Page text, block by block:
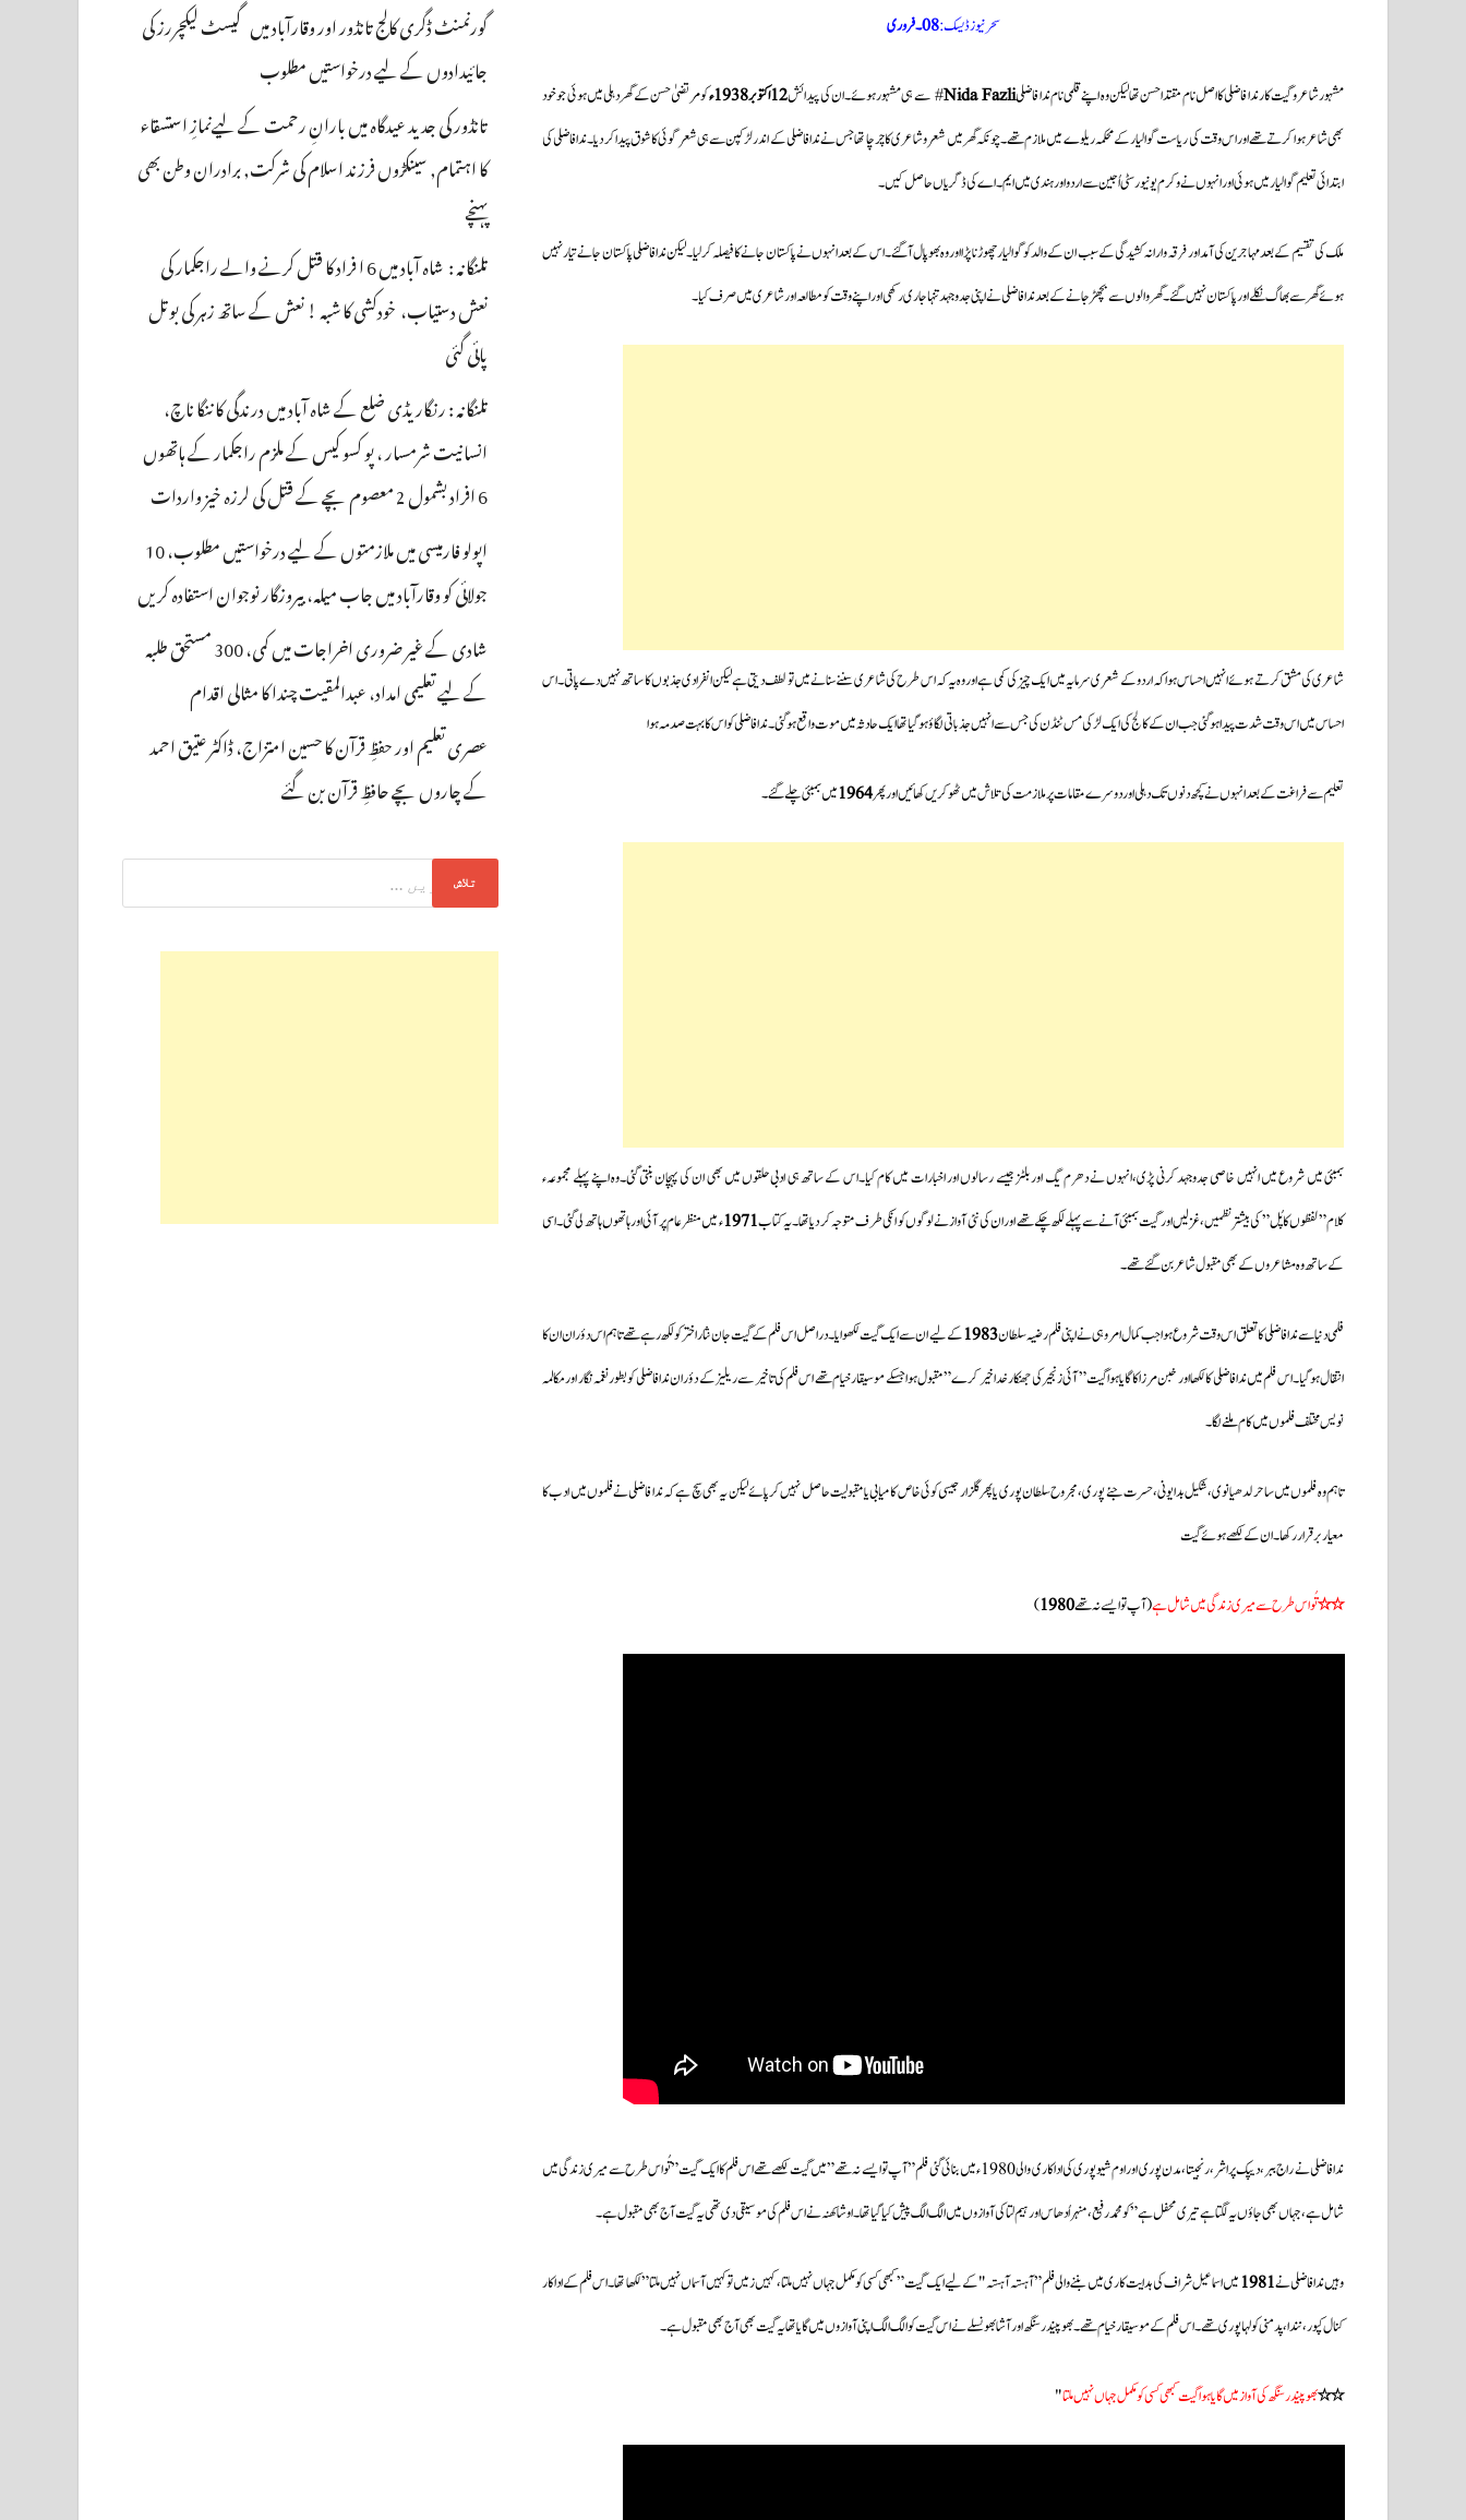
سحرنیوز ڈیسک:08۔فروری
مشہور شاعر و گیت کار ندا فاضلی کا اصل نام مقتداحسن تھا لیکن وہ اپنے قلمی نام ندا فاضلیNida Fazli# سے ہی مشہور ہوئے۔ان کی پیدائش12 اکتوبر 1938ء
کو مرتضیٰ حسن کے گھر دہلی میں ہوئی جو خود
بھی شاعر ہوا کرتے تھے اوراس وقت کی ریاست گوالیار کے محکمہ ریلوے میں ملازم تھے۔چونکہ گھر میں شعر و شاعری کا چرچا تھا جس نے ندافاضلی کے اندر لڑکپن سے ہی شعر گوئی کا شوق پیدا کر دیا۔ندا فاضلی کی
ابتدائی تعلیم گوالیار میں ہوئی اور انہوں نے وکرم یونیورسٹی اُجین سے اردو اور ہندی میں ایم۔اے کی ڈگریاں حاصل کیں۔
ملک کی تقسیم کے بعد مہاجرین کی آمد اور فرقہ وارانہ کشیدگی کے سبب ان کے والد کو گوالیار چھوڑنا پڑا اور وہ بھوپال آ گئے۔اس کے بعد انہوں نے پاکستان جانے کا فیصلہ کرلیا۔لیکن ندافاضلی پاکستان جانے تیار نہیں
ہوئے گھر سے بھاگ نکلے اور پاکستان نہیں گئے۔گھر والوں سے بچھڑ جانے کے بعد ندافاضلی نے اپنی جدوجہد تنہا جاری رکھی اور اپنے وقت کو مطالعہ اور شاعری میں صرف کیا۔
شاعری کی مشق کرتے ہوئے انہیں احساس ہوا کہ اردو کے شعری سرمایہ میں ایک چیز کی کمی ہے اور وہ یہ کہ اس طرح کی شاعری سننے سنانے میں تو لطف دیتی ہے لیکن انفرادی جذبوں کا ساتھ نہیں دے پاتی۔اس
احساس میں اس وقت شدت پیدا ہوگئی جب ان کے کالج کی ایک لڑکی مس ٹنڈن کی جس سے انہیں جذباتی لگاؤ ہوگیا تھا ایک حادثہ میں موت واقع ہوگئی۔ندافاضلی کو اس کا بہت صدمہ ہوا
تعلیم سے فراغت کے بعد انہوں نے کچھ دنوں تک دہلی اور دوسرے مقامات پر ملازمت کی تلاش میں ٹھوکریں کھائیں اور پھر1964میں بمبئی چلے گئے۔
بمبئی میں شروع میں انہیں خاصی جدوجہد کرنی پڑی،انہوں نے دھرم یگ اور بلٹز جیسے رسالوں اور اخبارات میں کام کیا۔اس کے ساتھ ہی ادبی حلقوں میں بھی ان کی پہچان بنتی گئی۔وہ اپنے پہلے مجموعہء
کلام”لفظوں کا پُل” کی بیشتر نظمیں،غزلیں اور گیت بمبئی آنے سے پہلے لکھ چکے تھے اور ان کی نئی آواز نے لوگوں کو انکی طرف متوجہ کر دیا تھا۔یہ کتاب1971ء میں منظر عام پر آئی اور ہاتھوں ہاتھ لی گئی۔اسی
کے ساتھ وہ مشاعروں کے بھی مقبول شاعر بن گئے تھے۔
فلمی دنیا سے ندا فاضلی کا تعلق اس وقت شروع ہوا جب کمال امروہی نے اپنی فلم رضیہ سلطان1983کے لیے ان سے ایک گیت لکھوایا۔دراصل اس فلم کے گیت جان نثار اختر کو لکھ رہے تھے تاہم اس دؤران ان کا
انتقال ہوگیا۔اس فلم میں ندا فاضلی کا لکھا اور خبن مرزا کا گایا ہوا گیت ” آئی زنجیر کی جھنکار خدا خیر کرے” مقبول ہوا جسکے موسیقار خیام تھے اس فلم کی تاخیر سے ریلیز کے دؤران ندا فاضلی کو بطور نغمہ نگار اور مکالمہ
نویس مختلف فلموں میں کام ملنے لگا۔
تاہم وہ فلموں میں ساحر لدھیانوی،شکیل بدایونی،حسرت جئے پوری،مجروح سلطان پوری یا پھر گلزار جیسی کوئی خاص کامیابی یا مقبولیت حاصل نہیں کرپائے لیکن یہ بھی سچ ہے کہ ندا فاضلی نےفلموں میں ادب کا
معیار برقرار رکھا۔ان کے لکھے ہوئے گیت
٭٭تُواس طرح سے میری زندگی میں شامل ہے(آپ تو ایسے نہ تھے1980
)
ندا فاضلی نے راج ببر،دیپک پراشر، رنجیتا،مدن پوری اور اوم شیوپوری کی اداکاری والی 1980ء میں بنائی گئی فلم” آپ تو ایسے نہ تھے ” میں گیت لکھے تھے اس فلم کاایک گیت” تُو اس طرح سے میری زندگی میں
شامل ہے،جہاں بھی جاؤں یہ لگتا ہے تیری محفل ہے” کو محمد رفیع،منہر اُدھاس اور ہیم لتا کی آوازوں میں الگ الگ پیش کیا گیا تھا۔اوشا کھنہ نے اس فلم کی موسیقی دی تھی یہ گیت آج بھی مقبول ہے۔
وہیں ندا فاضلی نے1981میں اسماعیل شراف کی ہدایت کاری میں بننے والی فلم” آہستہ آہستہ "کے لیے ایک گیت” کبھی کسی کو مکمل جہاں نہیں ملتا، کہیں زمیں تو کہیں آسماں نہیں ملتا” لکھا تھا۔اس فلم کے اداکار
کنال کپور، نندا، پدمنی کولہاپوری تھے۔اس فلم کے موسیقار خیام تھے۔بھوپیندرسنگھ اورآشا بھونسلے نے اس گیت کو الگ الگ اپنی آوازوں میں گایا تھا یہ گیت بھی آج بھی مقبول ہے۔
٭٭بھوپیندرسنگھ کی آواز میں گایا ہوا گیت کبھی کسی کو مکمل جہاں نہیں ملتا"
گورنمنٹ ڈگری کالج تانڈور اور وقارآباد میں گیسٹ لیکچررز کی
جائیدادوں کے لیے درخواستیں مطلوب
تانڈور کی جدید عیدگاہ میں بارانِ رحمت کے لیےنمازِ استسقاء
کا اہتمام, سینکڑوں فرزند اسلام کی شرکت, برادران وطن بھی
پہنچے
تلنگانہ : شاہ آباد میں 6 ا فراد کا قتل کرنے والے راجکمار کی
نعش دستیاب، خودکشی کا شبہ ! نعش کے ساتھ زہر کی بوتل
پائی گئی
تلنگانہ : رنگاریڈی ضلع کے شاہ آباد میں درندگی کا ننگا ناچ،
انسانیت شرمسار ، پو کسو کیس کے ملزم راجکمار کے ہاتھوں
6 افراد بشمول 2 معصوم بچے کے قتل کی لرزہ خیز واردات
اپولو فارمیسی میں ملازمتوں کے لیے درخواستیں مطلوب، 10
جولائی کو وقارآباد میں جاب میلہ، بیروزگار نوجوان استفادہ کریں
شادی کے غیر ضروری اخراجات میں کمی، 300 مستحق طلبہ
کے لیے تعلیمی امداد، عبدالمقیت چندا کا مثالی اقدام
عصری تعلیم اور حفظِ قرآن کا حسین امتزاج، ڈاکٹر عتیق احمد
کے چاروں بچے حافظِ قرآن بن گئے